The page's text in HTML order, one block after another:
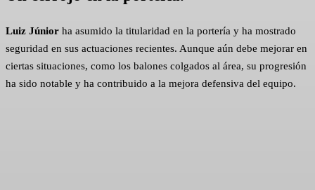
Luiz Júnior ha asumido la titularidad en la portería y ha mostrado
seguridad en sus actuaciones recientes. Aunque aún debe mejorar en
ciertas situaciones, como los balones colgados al área, su progresión
ha sido notable y ha contribuido a la mejora defensiva del equipo.